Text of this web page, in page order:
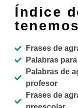
Índice
Frases de
Palabras
Palabras de
profesor
Frases de